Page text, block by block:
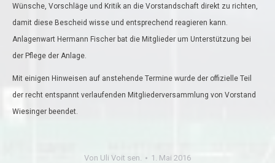
Wünsche, Vorschläge und Kritik an die Vorstandschaft direkt zu richten,
damit diese Bescheid wisse und entsprechend reagieren kann.
Anlagenwart Hermann Fischer bat die Mitglieder um Unterstützung bei
der Pflege der Anlage.
Mit einigen Hinweisen auf anstehende Termine wurde der offizielle Teil
der recht entspannt verlaufenden Mitgliederversammlung von Vorstand
Wiesinger beendet.
Von Uli Voit sen. 1. Mai 2016